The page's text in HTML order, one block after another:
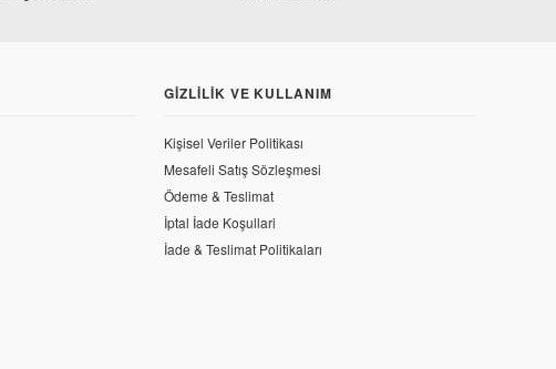
GIZLILIK VE KULLANIM
Kişisel Veriler Politikası
Mesafeli Satış Sözleşmesi
Ödeme & Teslimat
İptal İade Koşullari
İade & Teslimat Politikaları